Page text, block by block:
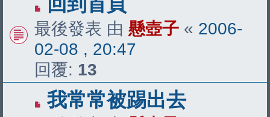
最後發表 由 懸壺子 « 2006-
02-08 , 20:47
回覆: 13
我常常被踢出去